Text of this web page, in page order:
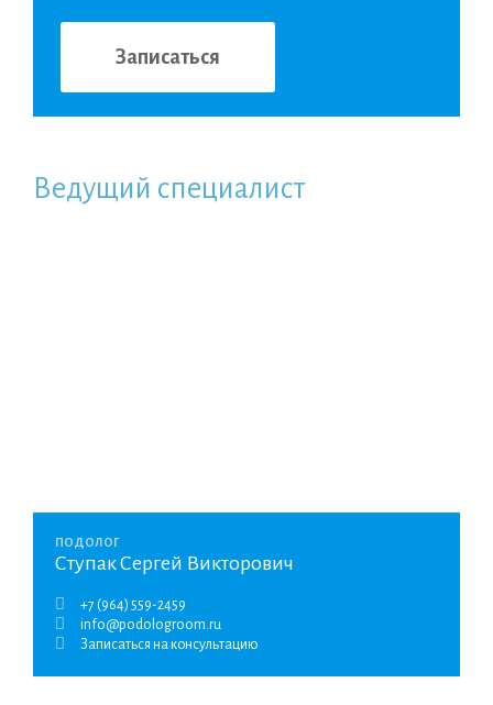
Ведущий специалист
ПОДОЛОГ
Ступак Сергей Викторович
+7 (964) 559-2459
info@podologroom.ru
Записаться на консультацию